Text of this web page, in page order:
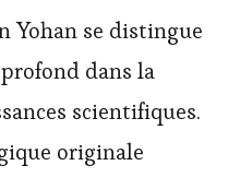
Yohan se distingue
dans la
scientifiques.
originale